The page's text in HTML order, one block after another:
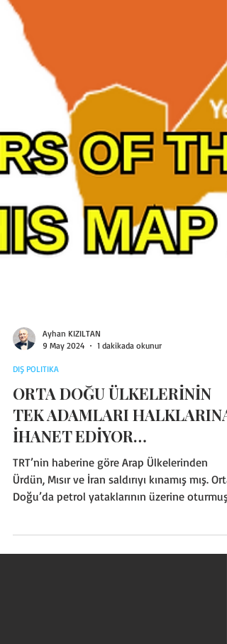
Ayhan KIZILTAN
9 May 2024
1 dakikada okunur
DIŞ POLITIKA
ORTA DOĞU ÜLKELERİNİN
TEK ADAMLARI HALKLARINA
İHANET EDİYOR…